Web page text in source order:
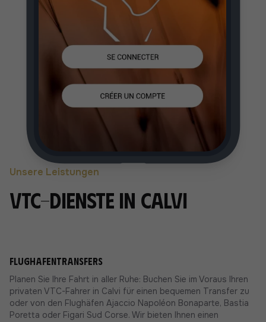
Unsere Leistungen
VTC-Dienste in Calvi
Flughafentransfers
Planen Sie Ihre Fahrt in aller Ruhe: Buchen Sie im Voraus Ihren
privaten VTC-Fahrer in Calvi für einen bequemen Transfer zu
oder von den Flughäfen Ajaccio Napoléon Bonaparte, Bastia
Poretta oder Figari Sud Corse. Wir bieten Ihnen einen